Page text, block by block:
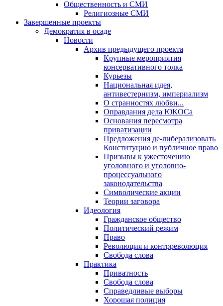
Общественность и СМИ
Религиозные СМИ
Завершенные проекты
Демократия в осаде
Новости
Архив предыдущего проекта
Крупные мероприятия
консервативного толка
Курьезы
Национальная идея,
антивестернизм, империализм
О странностях любви...
Оправдания дела ЮКОСа
Основания пересмотра
приватизации
Предложения де-либерализовать
Конституцию и публичное право
Призывы к ужесточению
уголовного и уголовно-
процессуального
законодательства
Символические акции
Теории заговора
Идеология
Гражданское общество
Политический режим
Право
Революция и контрреволюция
Свобода слова
Практика
Приватность
Свобода слова
Справедливые выборы
Хорошая полиция